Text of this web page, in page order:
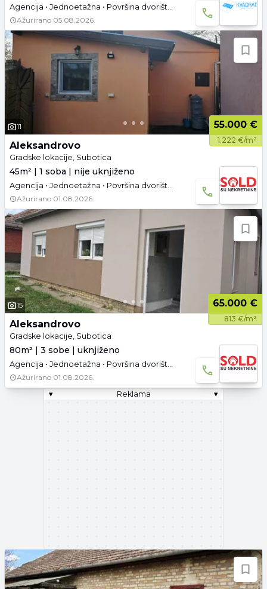
Agencija • Jednoetažna • Površina dvorišta: 3.67 a •
Ažurirano 05.08.2026.
11 55.000 €
1.222 €/m²
Aleksandrovo
Gradske lokacije, Subotica
45m² | 1 soba | nije uknjiženo
Agencija • Jednoetažna • Površina dvorišta: 2 a • Parking
Ažurirano 01.08.2026.
15 65.000 €
813 €/m²
Aleksandrovo
Gradske lokacije, Subotica
80m² | 3 sobe | uknjiženo
Agencija • Jednoetažna • Površina dvorišta: 3.67 a • Uknjižen • Parking
Ažurirano 01.08.2026.
▾
Reklama ▾